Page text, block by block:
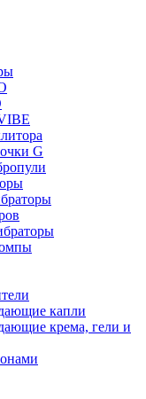
G
капли
крема, гели и